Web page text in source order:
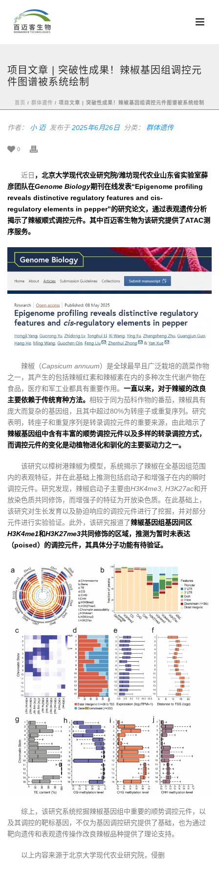
项目文章 | 突破性成果！辣椒基因组调控元
件图谱被系统绘制
首页 / 群体遗传 / 项目文章 | 突破性成果！辣椒基因组调控元件图谱被系统绘制
作者： 小 迈 发布于2025年6月26日 分类： 群体遗传
0
近日 ，北京大学现代农业研究院/潍坊现代农业山东省实验室薛
彦团队在Genome Biology期刊在线发表“Epigenome profiling
reveals distinctive regulatory features and cis-
regulatory elements in pepper”的研究论文，通过表观遗传分析
揭示了辣椒顺式调控元件。其中百迈客生物为该研究提供了ATAC测
序服务。
辣椒（Capsicum annuum）是全球最早且广泛栽培的蔬菜作物
之一，其产生的包括辣椒红素和辣椒素在内的多种次生代谢产物在
食品，医疗和军工业都具有重要作用。 一直以来，对于辣椒的改良
主要依赖于传统育种方法。 相较于同为茄科作物的番茄，辣椒具有
庞大而复杂的基因组，且其中超过80%为转座子或重复序列。研究
表明，转座子和重复序列是转录调控元件的重要来源，由此暗示了
辣椒基因组中含有丰富的顺势调控元件以及多样的转录调控方式，
而调控元件的变化是动植物进化和驯化的主要驱动力之一。
该研究以樟树港辣椒为模型，系统揭示了辣椒在全基因组范围
内的表观特征，并在此基础上推测包括启动子和增强子在内的瞬时
调控元件。研究发现，辣椒启动子主要由H3K4me3, H3K27ac和开
放染色质共同修饰，而增强子的特征为开放染色质。在此基础上，
该研究对生长发育以及胁迫响应的调控元件进行了挖掘，并对部分
元件进行实验验证。此外，该研究报道了辣椒基因组基因间区
H3K4me1和H3K27me3共同修饰的区域，推测为暂时未表达
（poised）的调控元件，其具体分子功能有待验证。
综上，该研究系统挖掘辣椒基因组中重要的顺势调控元件，以
及其调控的靶标基因，不仅为基因调控研究提供了基础，也为通过
靶向遗传和表观遗传操作改良辣椒品种提供了理论支持。
以上内容来源于北京大学现代农业研究院，侵删